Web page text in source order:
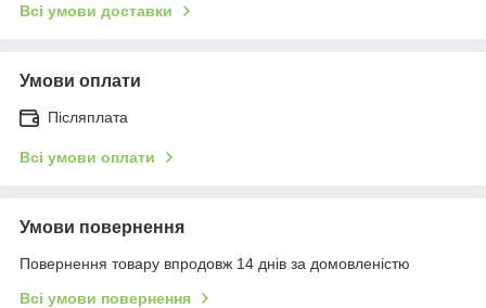
Всі умови доставки
Умови оплати
Післяплата
Всі умови оплати
Умови повернення
Повернення товару впродовж 14 днів за домовленістю
Всі умови повернення